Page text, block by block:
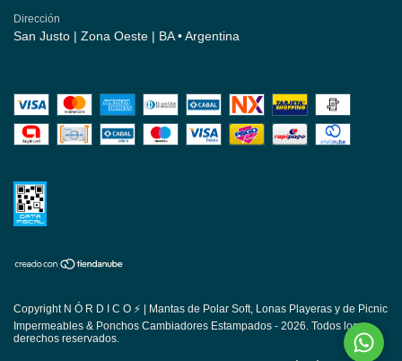
Dirección
San Justo | Zona Oeste | BA • Argentina
Copyright N Ó R D I C O ⚡ | Mantas de Polar Soft, Lonas Playeras y de Picnic
Impermeables & Ponchos Cambiadores Estampados - 2026. Todos los
derechos reservados.